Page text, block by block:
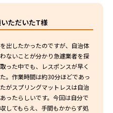
ただいたT様
出したかったのですが、自治体
ないことが分かり急遽業者を探
った中でも、レスポンスが早く
。作業時間は約30分ほどであっ
がスプリングマットレスは自治
ったらしいです。今回は自分で
してもらえ、手間もかからず処